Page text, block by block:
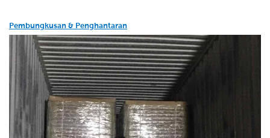
Pembungkusan & Penghantaran